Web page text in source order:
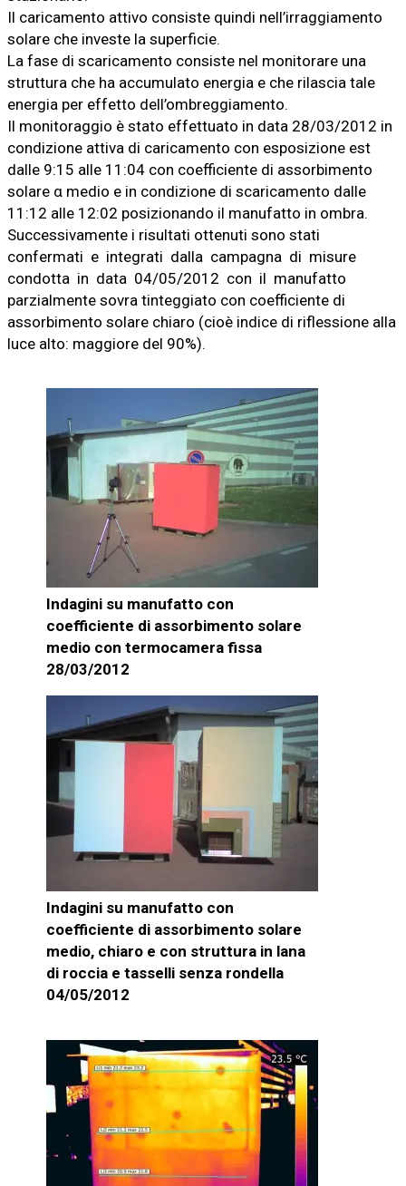
Il caricamento attivo consiste quindi nell’irraggiamento
solare che investe la superficie.
La fase di scaricamento consiste nel monitorare una
struttura che ha accumulato energia e che rilascia tale
energia per effetto dell’ombreggiamento.
Il monitoraggio è stato effettuato in data 28/03/2012 in
condizione attiva di caricamento con esposizione est
dalle 9:15 alle 11:04 con coefficiente di assorbimento
solare α medio e in condizione di scaricamento dalle
11:12 alle 12:02 posizionando il manufatto in ombra.
Successivamente i risultati ottenuti sono stati
confermati e integrati dalla campagna di misure
condotta in data 04/05/2012 con il manufatto
parzialmente sovra tinteggiato con coefficiente di
assorbimento solare chiaro (cioè indice di riflessione alla
luce alto: maggiore del 90%).
Indagini su manufatto con
coefficiente di assorbimento solare
medio con termocamera fissa
28/03/2012
Indagini su manufatto con
coefficiente di assorbimento solare
medio, chiaro e con struttura in lana
di roccia e tasselli senza rondella
04/05/2012